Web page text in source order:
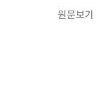
원문보기